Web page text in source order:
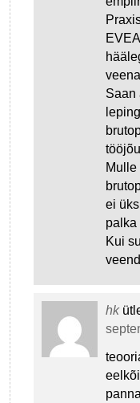
Saan
Mulle
ei
palka
Kui
hk